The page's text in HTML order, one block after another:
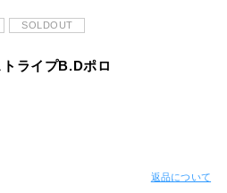
SOLDOUT
ライプB.Dポロ
返品について